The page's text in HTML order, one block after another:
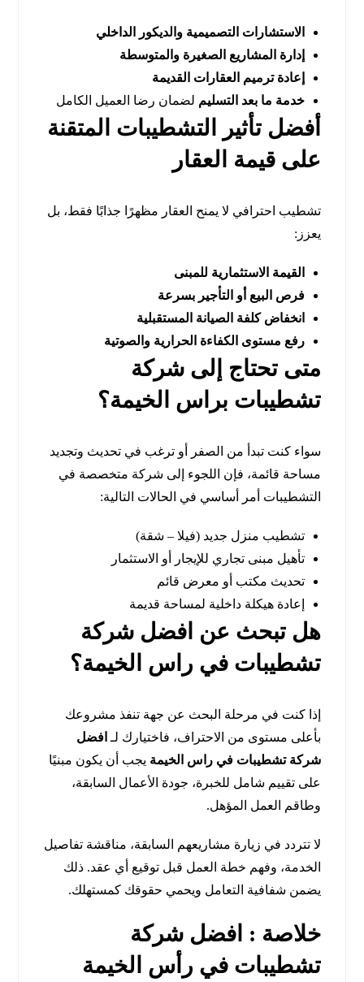
الاستشارات التصميمية والديكور الداخلي
إدارة المشاريع الصغيرة والمتوسطة
إعادة ترميم العقارات القديمة
خدمة ما بعد التسليم لضمان رضا العميل الكامل
أفضل تأثير التشطيبات المتقنة
على قيمة العقار
تشطيب احترافي لا يمنح العقار مظهرًا جذابًا فقط، بل
يعزز:
القيمة الاستثمارية للمبنى
فرص البيع أو التأجير بسرعة
انخفاض كلفة الصيانة المستقبلية
رفع مستوى الكفاءة الحرارية والصوتية
متى تحتاج إلى شركة
تشطيبات براس الخيمة؟
سواء كنت تبدأ من الصفر أو ترغب في تحديث وتجديد
مساحة قائمة، فإن اللجوء إلى شركة متخصصة في
التشطيبات أمر أساسي في الحالات التالية:
تشطيب منزل جديد (فيلا – شقة)
تأهيل مبنى تجاري للإيجار أو الاستثمار
تحديث مكتب أو معرض قائم
إعادة هيكلة داخلية لمساحة قديمة
هل تبحث عن افضل شركة
تشطيبات في راس الخيمة؟
إذا كنت في مرحلة البحث عن جهة تنفذ مشروعك
بأعلى مستوى من الاحتراف، فاختيارك لـ افضل
شركة تشطيبات في راس الخيمة يجب أن يكون مبنيًا
على تقييم شامل للخبرة، جودة الأعمال السابقة،
وطاقم العمل المؤهل.
لا تتردد في زيارة مشاريعهم السابقة، مناقشة تفاصيل
الخدمة، وفهم خطة العمل قبل توقيع أي عقد. ذلك
يضمن شفافية التعامل ويحمي حقوقك كمستهلك.
خلاصة : افضل شركة
تشطيبات في رأس الخيمة